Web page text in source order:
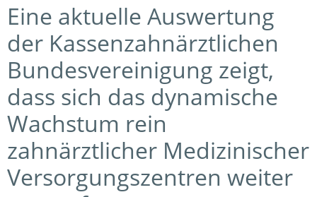
Eine aktuelle Auswertung
der Kassenzahnärztlichen
Bundesvereinigung zeigt,
dass sich das dynamische
Wachstum rein
zahnärztlicher Medizinischer
Versorgungszentren weiter